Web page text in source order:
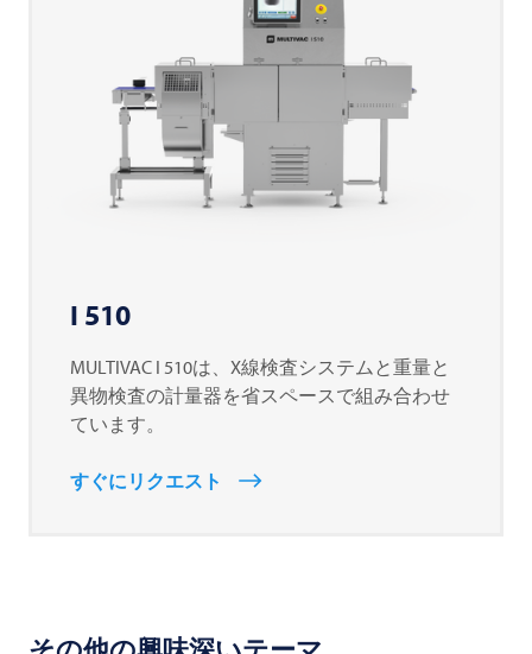
I 510
MULTIVAC I 510は、X線検査システムと重量と
異物検査の計量器を省スペースで組み合わせ
ています。
すぐにリクエスト